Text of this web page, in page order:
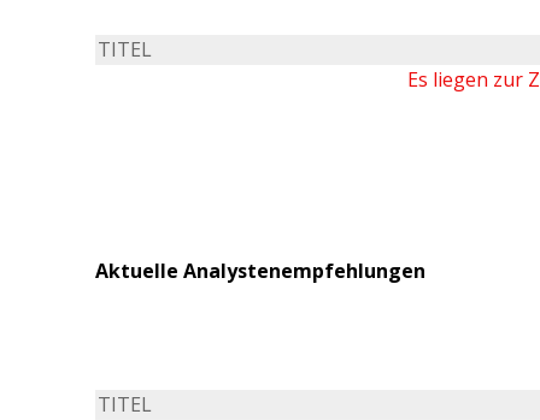
TITEL
Es liegen zur
Aktuelle Analystenempfehlungen
TITEL